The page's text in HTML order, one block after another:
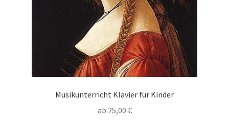
Musikunterricht Klavier für Kinder
ab 25,00 €